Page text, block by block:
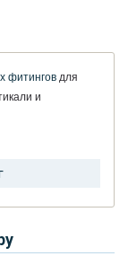
фитингов для
и